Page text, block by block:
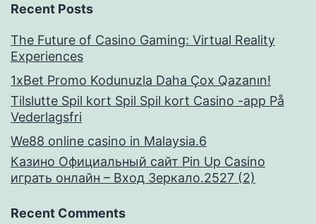
Recent Posts
The Future of Casino Gaming: Virtual Reality
Experiences
1xBet Promo Kodunuzla Daha Çox Qazanın!
Tilslutte Spil kort Spil Spil kort Casino -app På
Vederlagsfri
We88 online casino in Malaysia.6
Казино Официальный сайт Pin Up Casino
играть онлайн – Вход Зеркало.2527 (2)
Recent Comments